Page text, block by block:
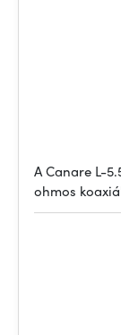
A Canare L-
ohmos